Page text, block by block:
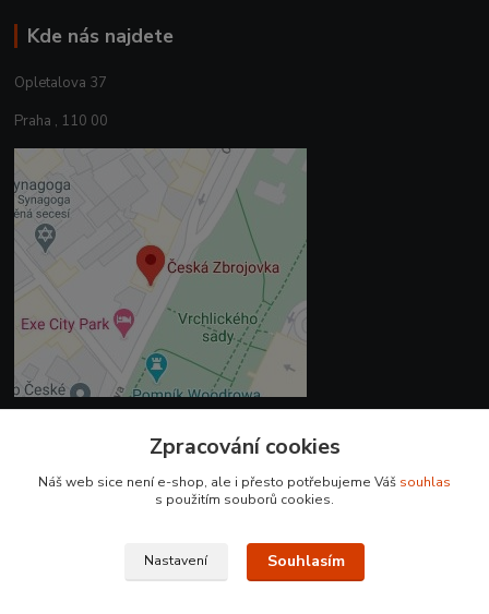
Kde nás najdete
Opletalova 37
Praha , 110 00
+420 225 375 800
Zpracování cookies
Náš web sice není e-shop, ale i přesto potřebujeme Váš souhlas
s použitím souborů cookies.
Nastavení Souhlasím